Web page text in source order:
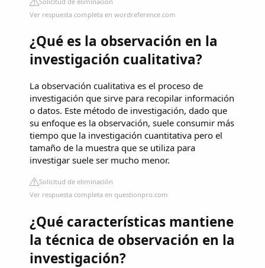
Ver respuesta completa en wordreference.com
¿Qué es la observación en la
investigación cualitativa?
La observación cualitativa es el proceso de
investigación que sirve para recopilar información
o datos. Este método de investigación, dado que
su enfoque es la observación, suele consumir más
tiempo que la investigación cuantitativa pero el
tamaño de la muestra que se utiliza para
investigar suele ser mucho menor.
Solicitud de eliminación
Ver respuesta completa en questionpro.com
¿Qué características mantiene
la técnica de observación en la
investigación?